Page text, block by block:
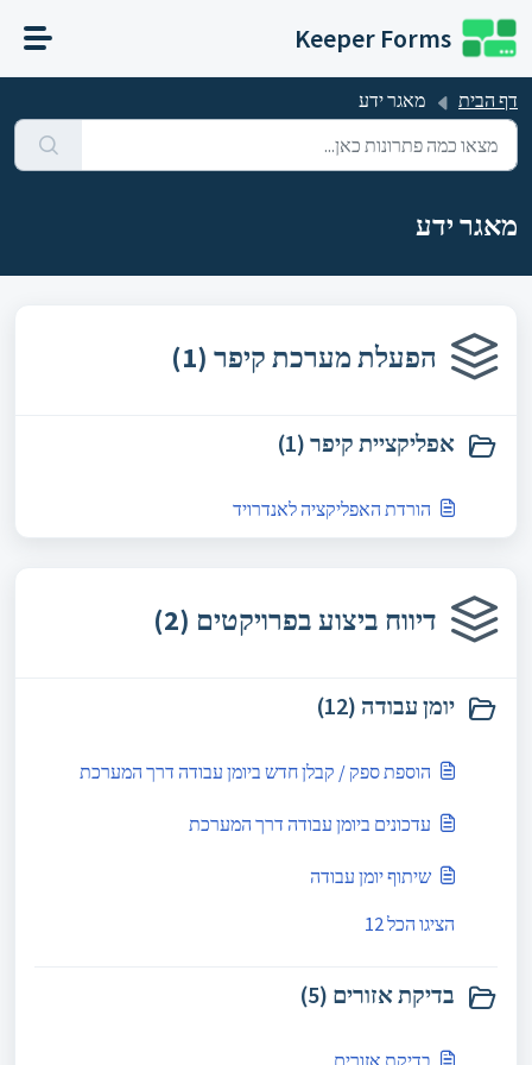
Keeper Forms
דף הבית מאגר ידע
מאגר ידע
הפעלת מערכת קיפר (1)
אפליקציית קיפר (1)
הורדת האפליקציה לאנדרויד
דיווח ביצוע בפרויקטים (2)
יומן עבודה (12)
הוספת ספק / קבלן חדש ביומן עבודה דרך המערכת
עדכונים ביומן עבודה דרך המערכת
שיתוף יומן עבודה
הציגו הכל 12
בדיקת אזורים (5)
בדיקת אזורים